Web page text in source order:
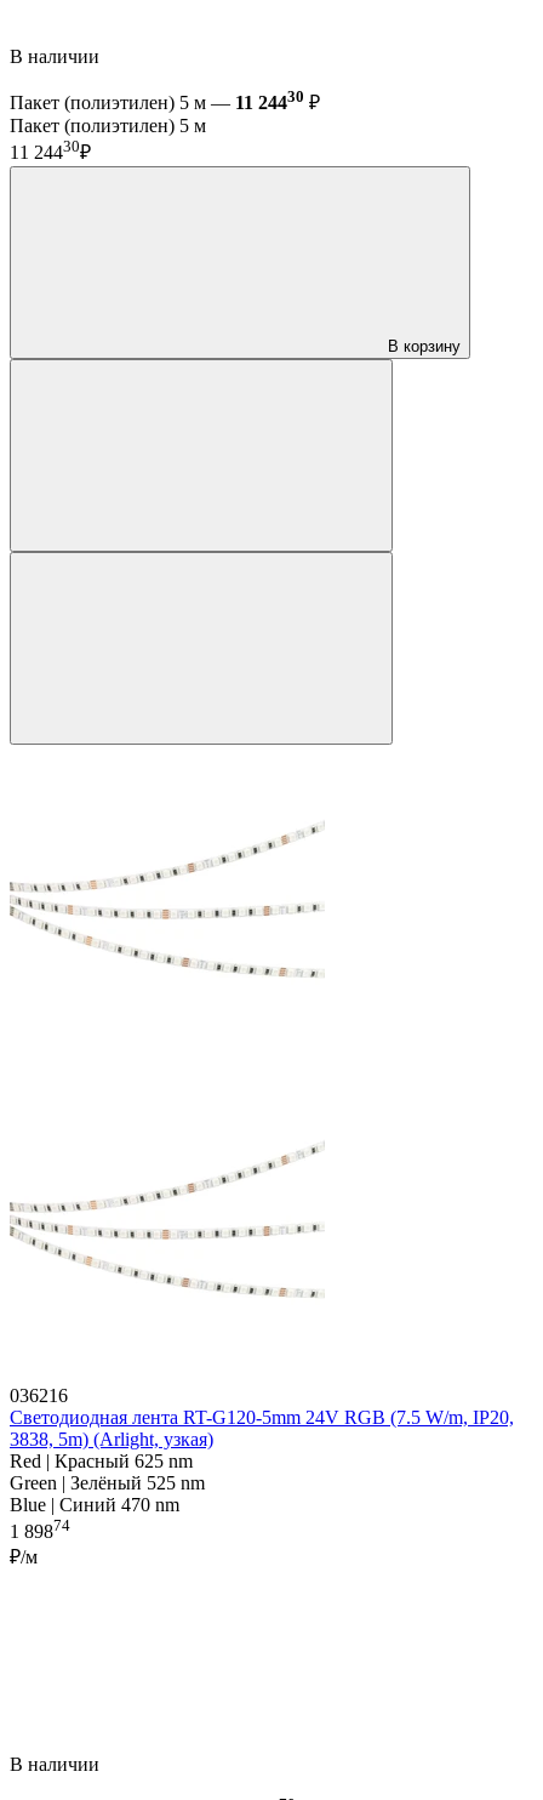
В наличии
Пакет (полиэтилен) 5 м — 11 24430 ₽
Пакет (полиэтилен) 5 м
11 24430₽
В корзину
036216
Светодиодная лента RT-G120-5mm 24V RGB (7.5 W/m, IP20,
3838, 5m) (Arlight, узкая)
Red | Красный 625 nm
Green | Зелёный 525 nm
Blue | Синий 470 nm
1 89874
₽/м
В наличии